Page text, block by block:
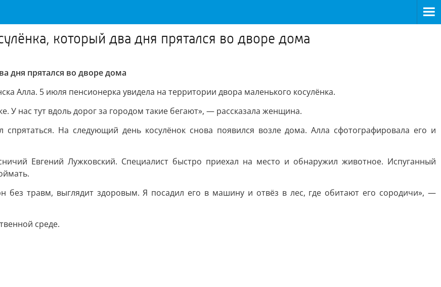
который два дня прятался во дворе дома
дня прятался во дворе дома
Алла. 5 июля пенсионерка увидела на территории двора маленького косулёнка.
У нас тут вдоль дорог за городом такие бегают», — рассказала женщина.
На следующий день косулёнок снова появился возле дома. Алла сфотографировала его и
Евгений Лужковский. Специалист быстро приехал на место и обнаружил животное. Испуганный
без травм, выглядит здоровым. Я посадил его в машину и отвёз в лес, где обитают его сородичи», —
среде.